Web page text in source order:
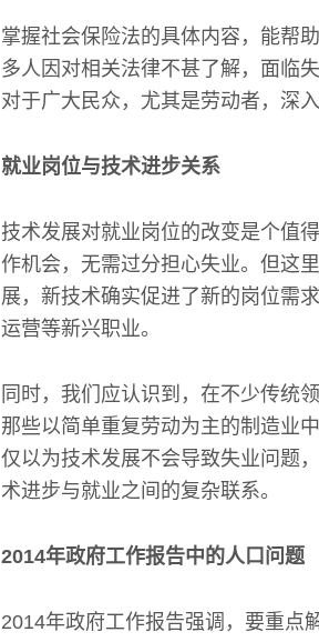
掌握社会保险法的具体内容，能帮
多人因对相关法律不甚了解，面临
对于广大民众，尤其是劳动者，深
就业岗位与技术进步关系
技术发展对就业岗位的改变是个值
作机会，无需过分担心失业。但这
展，新技术确实促进了新的岗位需
运营等新兴职业。
同时，我们应认识到，在不少传统
那些以简单重复劳动为主的制造业
仅以为技术发展不会导致失业问题
术进步与就业之间的复杂联系。
2014年政府工作报告中的人口问题
2014年政府工作报告强调，要重点